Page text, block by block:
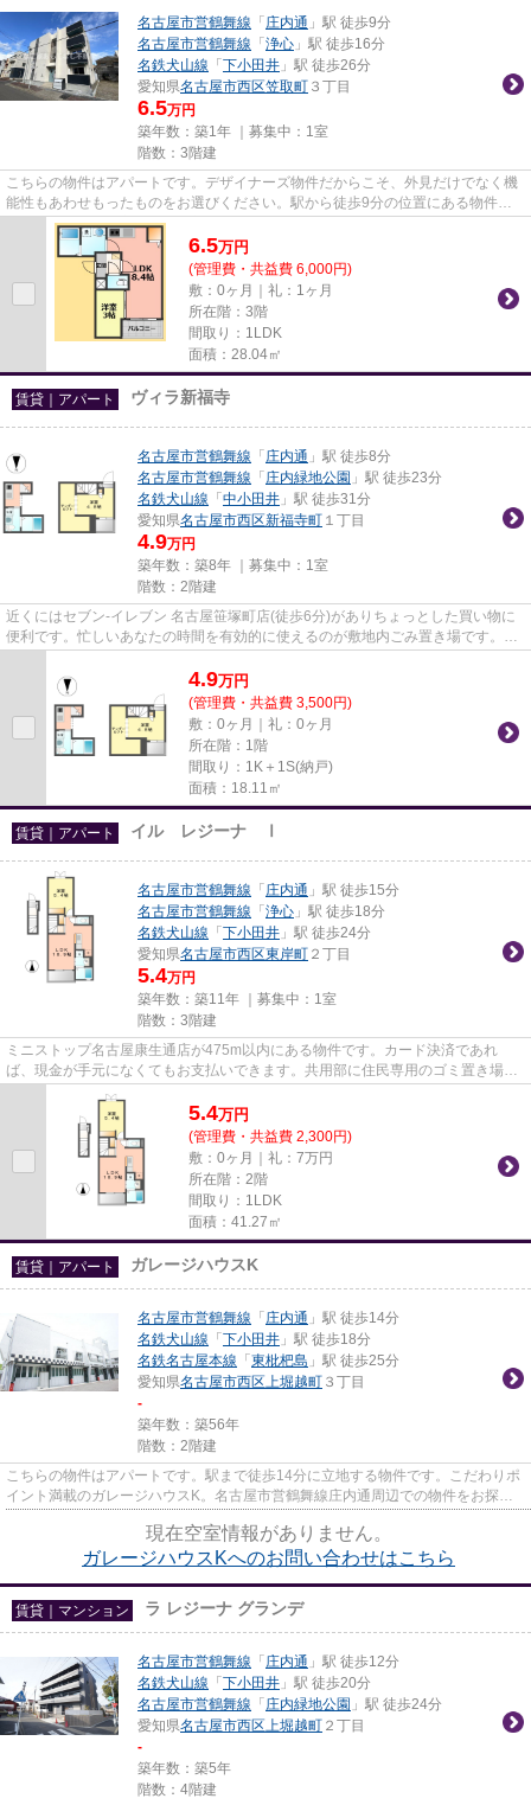
名古屋市営鶴舞線 「 庄内通 」駅 徒歩9分
名古屋市営鶴舞線 「 浄心 」駅 徒歩16分
名鉄犬山線 「 下小田井 」駅 徒歩26分
愛知県名古屋市西区笠取町 ３丁目
6.5万円
築年数：築1年 ｜募集中： 1室
階数：3階建
こちらの物件はアパートです。デザイナーズ物件だからこそ、外見だけでなく機
能性もあわせもったものをお選びください。駅から徒歩9分の位置にある物件な
ので、アクセスも良好です。新...
6.5万円
(管理費・共益費 6,000円)
敷：0ヶ月｜礼：1ヶ月
所在階：3階
間取り：1LDK
面積：28.04㎡
賃貸｜アパート ヴィラ新福寺
名古屋市営鶴舞線 「 庄内通 」駅 徒歩8分
名古屋市営鶴舞線 「 庄内緑地公園 」駅 徒歩23分
名鉄犬山線 「 中小田井 」駅 徒歩31分
愛知県名古屋市西区新福寺町 １丁目
4.9万円
築年数：築8年 ｜募集中： 1室
階数：2階建
近くにはセブン‐イレブン 名古屋笹塚町店(徒歩6分)がありちょっとした買い物に
便利です。忙しいあなたの時間を有効的に使えるのが敷地内ごみ置き場です。駅
4.9万円
(管理費・共益費 3,500円)
敷：0ヶ月｜礼：0ヶ月
所在階：1階
間取り：1K＋1S(納戸)
面積：18.11㎡
賃貸｜アパート イル レジーナ Ⅰ
名古屋市営鶴舞線 「 庄内通 」駅 徒歩15分
名古屋市営鶴舞線 「 浄心 」駅 徒歩18分
名鉄犬山線 「 下小田井 」駅 徒歩24分
愛知県名古屋市西区東岸町 ２丁目
5.4万円
築年数：築11年 ｜募集中： 1室
階数：3階建
ミニストップ名古屋康生通店が475m以内にある物件です。カード決済であれ
ば、現金が手元になくてもお支払いできます。共用部に住民専用のゴミ置き場を
設置しているので、面倒なゴミ出...
5.4万円
(管理費・共益費 2,300円)
敷：0ヶ月｜礼：7万円
所在階：2階
間取り：1LDK
面積：41.27㎡
賃貸｜アパート ガレージハウスK
名古屋市営鶴舞線 「 庄内通 」駅 徒歩14分
名鉄犬山線 「 下小田井 」駅 徒歩18分
名鉄名古屋本線 「 東枇杷島 」駅 徒歩25分
愛知県名古屋市西区上堀越町 ３丁目
-
築年数：築56年
階数：2階建
こちらの物件はアパートです。駅まで徒歩14分に立地する物件です。こだわりポ
イント満載のガレージハウスK。名古屋市営鶴舞線庄内通周辺での物件をお探し
現在空室情報がありません。
ガレージハウスKへのお問い合わせはこちら
賃貸｜マンション ラ レジーナ グランデ
名古屋市営鶴舞線 「 庄内通 」駅 徒歩12分
名鉄犬山線 「 下小田井 」駅 徒歩20分
名古屋市営鶴舞線 「 庄内緑地公園 」駅 徒歩24分
愛知県名古屋市西区上堀越町 ２丁目
-
築年数：築5年
階数：4階建